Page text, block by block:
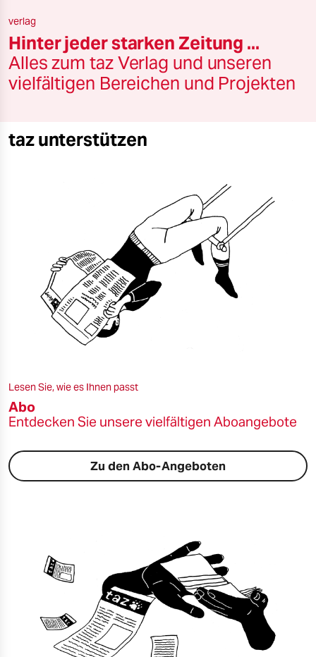
nord
wahrheit
verlag
genossenschaft
epaper login
verlag
Hinter jeder starken Zeitung ...
Alles zum taz Verlag und unseren
vielfältigen Bereichen und Projekten
taz unterstützen
Lesen Sie, wie es Ihnen passt
Abo
Entdecken Sie unsere vielfältigen Aboangebote
Zu den Abo-Angeboten